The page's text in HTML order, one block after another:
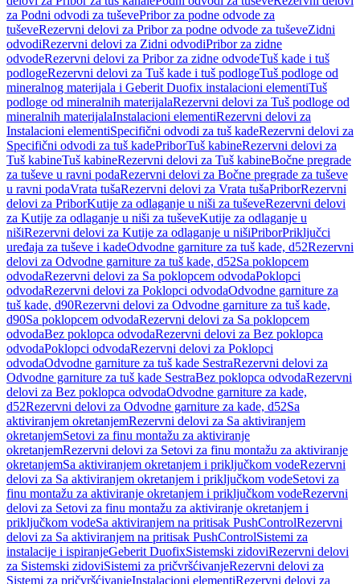
za Podni odvodi za tuševePribor za podne odvode za
tuševeRezervni delovi za Pribor za podne odvode za tuševeZidni
odvodiRezervni delovi za Zidni odvodiPribor za zidne
odvodeRezervni delovi za Pribor za zidne odvodeTuš kade i tuš
podlogeRezervni delovi za Tuš kade i tuš podlogeTuš podloge od
mineralnog materijala i Geberit Duofix instalacioni elementiTuš
podloge od mineralnih materijalaRezervni delovi za Tuš podloge od
mineralnih materijalaInstalacioni elementiRezervni delovi za
Instalacioni elementiSpecifični odvodi za tuš kadeRezervni delovi za
Specifični odvodi za tuš kadePriborTuš kabineRezervni delovi za
Tuš kabineTuš kabineRezervni delovi za Tuš kabineBočne pregrade
za tuševe u ravni podaRezervni delovi za Bočne pregrade za tuševe
u ravni podaVrata tušaRezervni delovi za Vrata tušaPriborRezervni
delovi za PriborKutije za odlaganje u niši za tuševeRezervni delovi
za Kutije za odlaganje u niši za tuševeKutije za odlaganje u
nišiRezervni delovi za Kutije za odlaganje u nišiPriborPriključci
uređaja za tuševe i kadeOdvodne garniture za tuš kade, d52Rezervni
delovi za Odvodne garniture za tuš kade, d52Sa poklopcem
odvodaRezervni delovi za Sa poklopcem odvodaPoklopci
odvodaRezervni delovi za Poklopci odvodaOdvodne garniture za
tuš kade, d90Rezervni delovi za Odvodne garniture za tuš kade,
d90Sa poklopcem odvodaRezervni delovi za Sa poklopcem
odvodaBez poklopca odvodaRezervni delovi za Bez poklopca
odvodaPoklopci odvodaRezervni delovi za Poklopci
odvodaOdvodne garniture za tuš kade SestraRezervni delovi za
Odvodne garniture za tuš kade SestraBez poklopca odvodaRezervni
delovi za Bez poklopca odvodaOdvodne garniture za kade,
d52Rezervni delovi za Odvodne garniture za kade, d52Sa
aktiviranjem okretanjemRezervni delovi za Sa aktiviranjem
okretanjemSetovi za finu montažu za aktiviranje
okretanjemRezervni delovi za Setovi za finu montažu za aktiviranje
okretanjemSa aktiviranjem okretanjem i priključkom vodeRezervni
delovi za Sa aktiviranjem okretanjem i priključkom vodeSetovi za
finu montažu za aktiviranje okretanjem i priključkom vodeRezervni
delovi za Setovi za finu montažu za aktiviranje okretanjem i
priključkom vodeSa aktiviranjem na pritisak PushControlRezervni
delovi za Sa aktiviranjem na pritisak PushControlSistemi za
instalacije i ispiranjeGeberit DuofixSistemski zidoviRezervni delovi
za Sistemski zidoviSistemi za pričvršćivanjeRezervni delovi za
Sistemi za pričvršćivanjeInstalacioni elementiRezervni delovi za